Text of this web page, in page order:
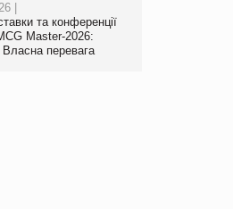
|
та конференції
Master-2026:
перевага